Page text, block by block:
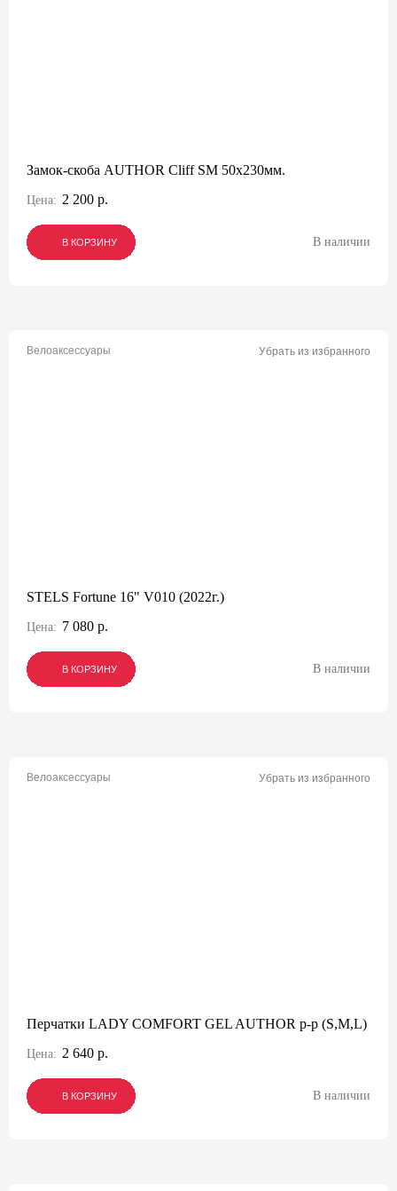
Замок-скоба AUTHOR Cliff SM 50x230мм.
Цена: 2 200 р.
В КОРЗИНУ
В КОРЗИНУ
В КОРЗИНУ В наличии
Велоаксессуары Убрать из избранного
STELS Fortune 16" V010 (2022г.)
Цена: 7 080 р.
В КОРЗИНУ
В КОРЗИНУ
В КОРЗИНУ В наличии
Велоаксессуары Убрать из избранного
Перчатки LADY COMFORT GEL AUTHOR p-p (S,M,L)
Цена: 2 640 р.
В КОРЗИНУ
В КОРЗИНУ
В КОРЗИНУ В наличии